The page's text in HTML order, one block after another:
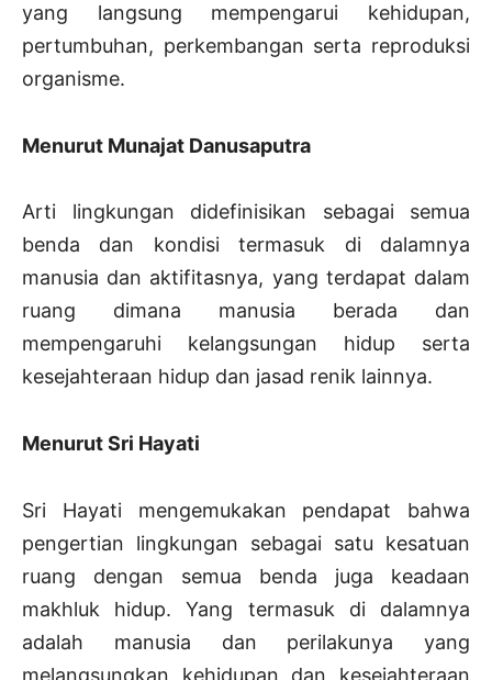
yang langsung mempengarui kehidupan,
pertumbuhan, perkembangan serta reproduksi
organisme.
Menurut Munajat Danusaputra
Arti lingkungan didefinisikan sebagai semua
benda dan kondisi termasuk di dalamnya
manusia dan aktifitasnya, yang terdapat dalam
ruang dimana manusia berada dan
mempengaruhi kelangsungan hidup serta
kesejahteraan hidup dan jasad renik lainnya.
Menurut Sri Hayati
Sri Hayati mengemukakan pendapat bahwa
pengertian lingkungan sebagai satu kesatuan
ruang dengan semua benda juga keadaan
makhluk hidup. Yang termasuk di dalamnya
adalah manusia dan perilakunya yang
melangsungkan kehidupan dan kesejahteraan